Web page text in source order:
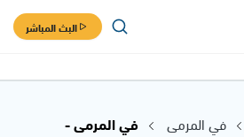
البث المباشر
في المرمى
في المرمى -